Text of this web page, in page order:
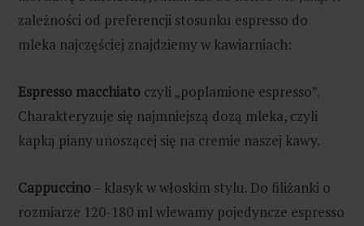
zależności od preferencji stosunku espresso do
mleka najczęściej znajdziemy w kawiarniach:
Espresso macchiato czyli „poplamione espresso”.
Charakteryzuje się najmniejszą dozą mleka, czyli
kapką piany unoszącej się na cremie naszej kawy.
Cappuccino– klasyk w włoskim stylu. Do filiżanki o
rozmiarze 120-180 ml wlewamy pojedyncze espresso